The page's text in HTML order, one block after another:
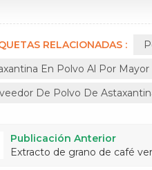
RELACIONADAS :
En Polvo Al Por Mayor
De Polvo De
Publicación Anterior
Extracto de grano de café